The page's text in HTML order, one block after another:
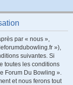
par « nous »,
»),
suivantes. Si
toutes les conditions
Forum Du Bowling ».
et nous ferons tout